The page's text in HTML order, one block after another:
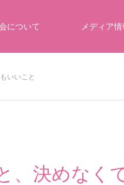
について メディア情
いいこと
、決めなく